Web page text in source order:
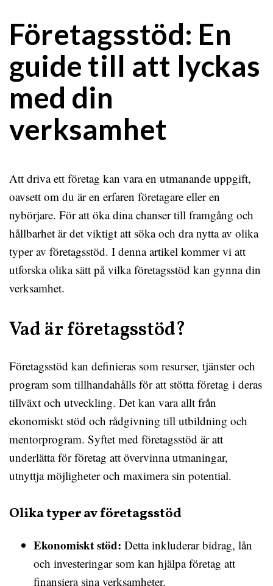
Företagsstöd: En
guide till att lyckas
med din
verksamhet
Att driva ett företag kan vara en utmanande uppgift,
oavsett om du är en erfaren företagare eller en
nybörjare. För att öka dina chanser till framgång och
hållbarhet är det viktigt att söka och dra nytta av olika
typer av företagsstöd. I denna artikel kommer vi att
utforska olika sätt på vilka företagsstöd kan gynna din
verksamhet.
Vad är företagsstöd?
Företagsstöd kan definieras som resurser, tjänster och
program som tillhandahålls för att stötta företag i deras
tillväxt och utveckling. Det kan vara allt från
ekonomiskt stöd och rådgivning till utbildning och
mentorprogram. Syftet med företagsstöd är att
underlätta för företag att övervinna utmaningar,
utnyttja möjligheter och maximera sin potential.
Olika typer av företagsstöd
Ekonomiskt stöd: Detta inkluderar bidrag, lån
och investeringar som kan hjälpa företag att
finansiera sina verksamheter.